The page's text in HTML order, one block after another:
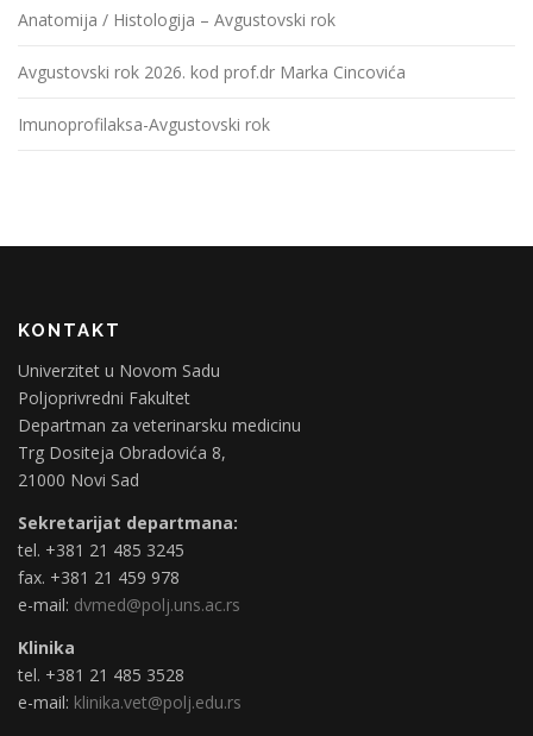
Anatomija / Histologija – Avgustovski rok
Avgustovski rok 2026. kod prof.dr Marka Cincovića
Imunoprofilaksa-Avgustovski rok
KONTAKT
Univerzitet u Novom Sadu
Poljoprivredni Fakultet
Departman za veterinarsku medicinu
Trg Dositeja Obradovića 8,
21000 Novi Sad
Sekretarijat departmana:
tel. +381 21 485 3245
fax. +381 21 459 978
e-mail: dvmed@polj.uns.ac.rs
Klinika
tel. +381 21 485 3528
e-mail: klinika.vet@polj.edu.rs